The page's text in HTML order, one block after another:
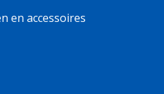
en accessoires